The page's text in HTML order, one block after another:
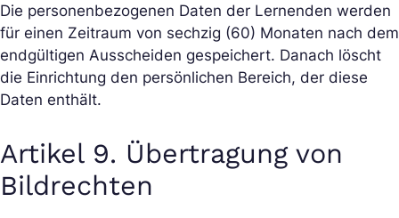
Die personenbezogenen Daten der Lernenden werden
für einen Zeitraum von sechzig (60) Monaten nach dem
endgültigen Ausscheiden gespeichert. Danach löscht
die Einrichtung den persönlichen Bereich, der diese
Daten enthält.
Artikel 9. Übertragung von
Bildrechten